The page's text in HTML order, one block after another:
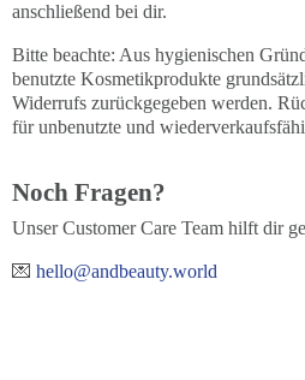
anschließend bei dir.
Bitte beachte: Aus hygienischen
benutzte Kosmetikprodukte
Widerrufs zurückgegeben werden.
für unbenutzte und
Noch Fragen?
Unser Customer Care Team hilft dir
💌 hello@andbeauty.world